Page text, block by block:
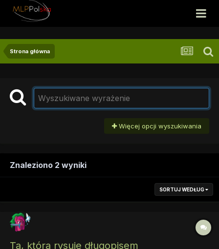
Strona główna
Więcej opcji wyszukiwania
Znaleziono 2 wyniki
SORTUJ WEDŁUG
Ta, która rysuje długopisem